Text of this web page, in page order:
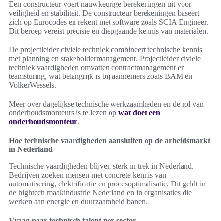
Een constructeur voert nauwkeurige berekeningen uit voor
veiligheid en stabiliteit. De constructeur berekeningen baseert
zich op Eurocodes en rekent met software zoals SCIA Engineer.
Dit beroep vereist precisie en diepgaande kennis van materialen.
De projectleider civiele techniek combineert technische kennis
met planning en stakeholdermanagement. Projectleider civiele
techniek vaardigheden omvatten contractmanagement en
teamsturing, wat belangrijk is bij aannemers zoals BAM en
VolkerWessels.
Meer over dagelijkse technische werkzaamheden en de rol van
onderhoudsmonteurs is te lezen op wat doet een
onderhoudsmonteur.
Hoe technische vaardigheden aansluiten op de arbeidsmarkt
in Nederland
Technische vaardigheden blijven sterk in trek in Nederland.
Bedrijven zoeken mensen met concrete kennis van
automatisering, elektrificatie en procesoptimalisatie. Dit geldt in
de hightech maakindustrie Nederland en in organisaties die
werken aan energie en duurzaamheid banen.